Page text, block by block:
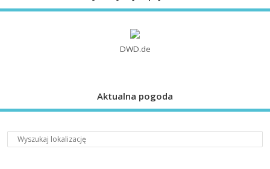
DWD.de
Aktualna pogoda